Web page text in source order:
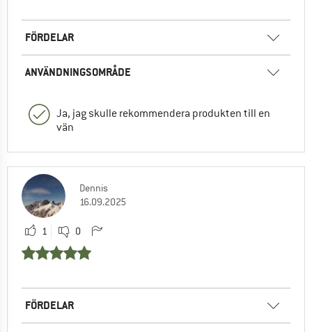
FÖRDELAR
ANVÄNDNINGSOMRÅDE
Ja, jag skulle rekommendera produkten till en
vän
Dennis
16.09.2025
1 0
FÖRDELAR